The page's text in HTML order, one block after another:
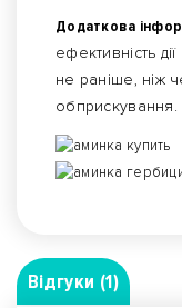
Додаткова
ефективність
не раніше, ніж
обприскування.
Відгуки (1)